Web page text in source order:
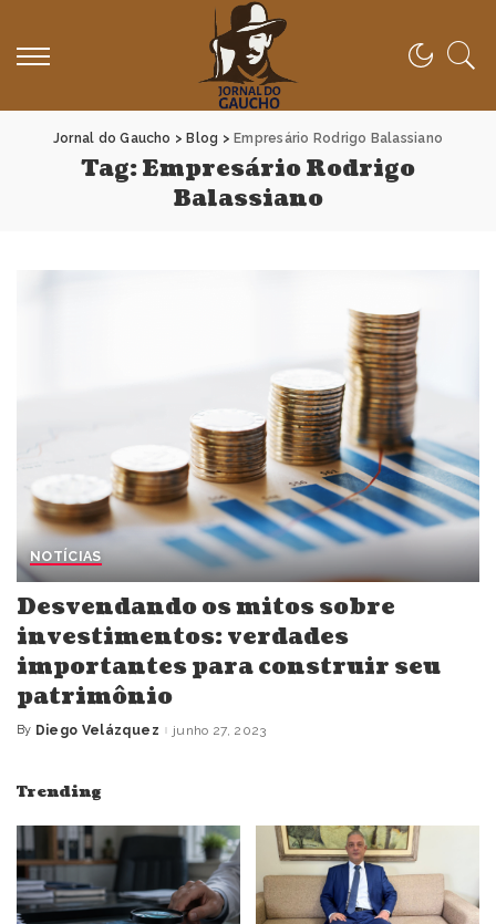
Jornal do Gaucho > Blog > Empresário Rodrigo Balassiano
Tag:Empresário Rodrigo
Balassiano
NOTÍCIAS
Desvendando os mitos sobre
investimentos: verdades
importantes para construir seu
patrimônio
Posted
By Diego Velázquez junho 27, 2023
Trending